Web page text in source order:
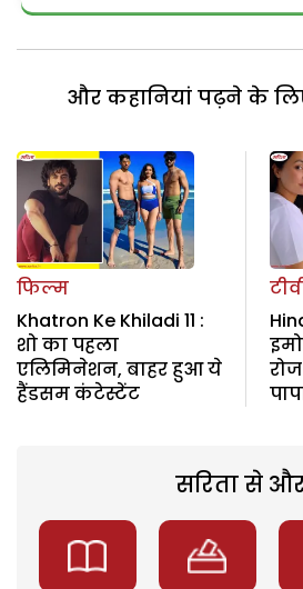
और कहानियां पढ़ने के
फिल्म
Khatron Ke Khiladi 11 :
शो का पहला
एलिमिनेशन, बाहर हुआ ये
हैंडसम कंटेस्टेंट
सरिता से